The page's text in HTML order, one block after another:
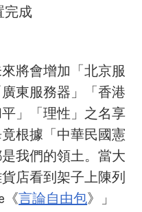
完成
將會增加「北京服
東服務器」「香港
」「理性」之名享
根據「中華民國憲
我們的領土。當大
店看到架子上陳列
《言論自由包》」